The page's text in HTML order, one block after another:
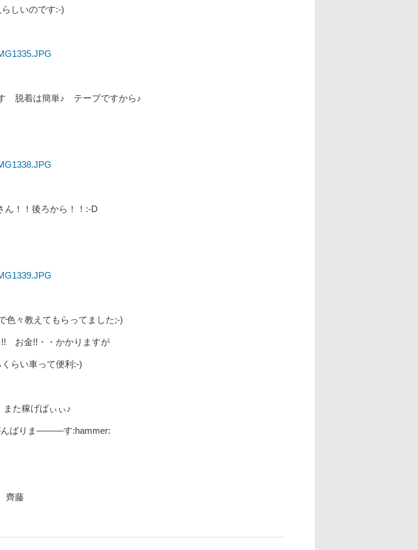
しいのです:-)
脱着は簡単♪ テープですから♪
ん！！後ろから！！:-D
色々教えてもらってました;-)
!! お金!!・・かかりますが
らい車って便利:-)
た稼げばぃぃ♪
んばりま———す:hammer:
齊藤